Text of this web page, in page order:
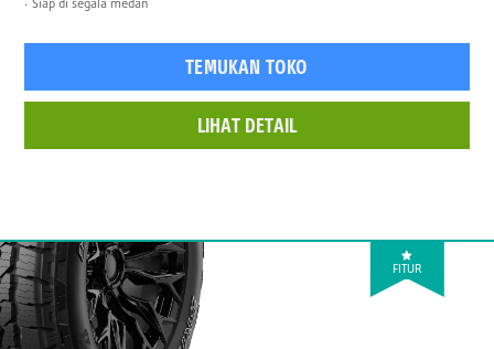
Siap di segala medan
TEMUKAN TOKO
LIHAT DETAIL
FITUR